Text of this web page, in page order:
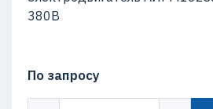
380В
По запросу